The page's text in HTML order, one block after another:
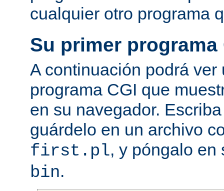
cualquier otro programa
Su primer programa
A continuación podrá ver
programa CGI que
en su navegador.
guárdelo en un archivo
first.pl, y póngalo
bin.